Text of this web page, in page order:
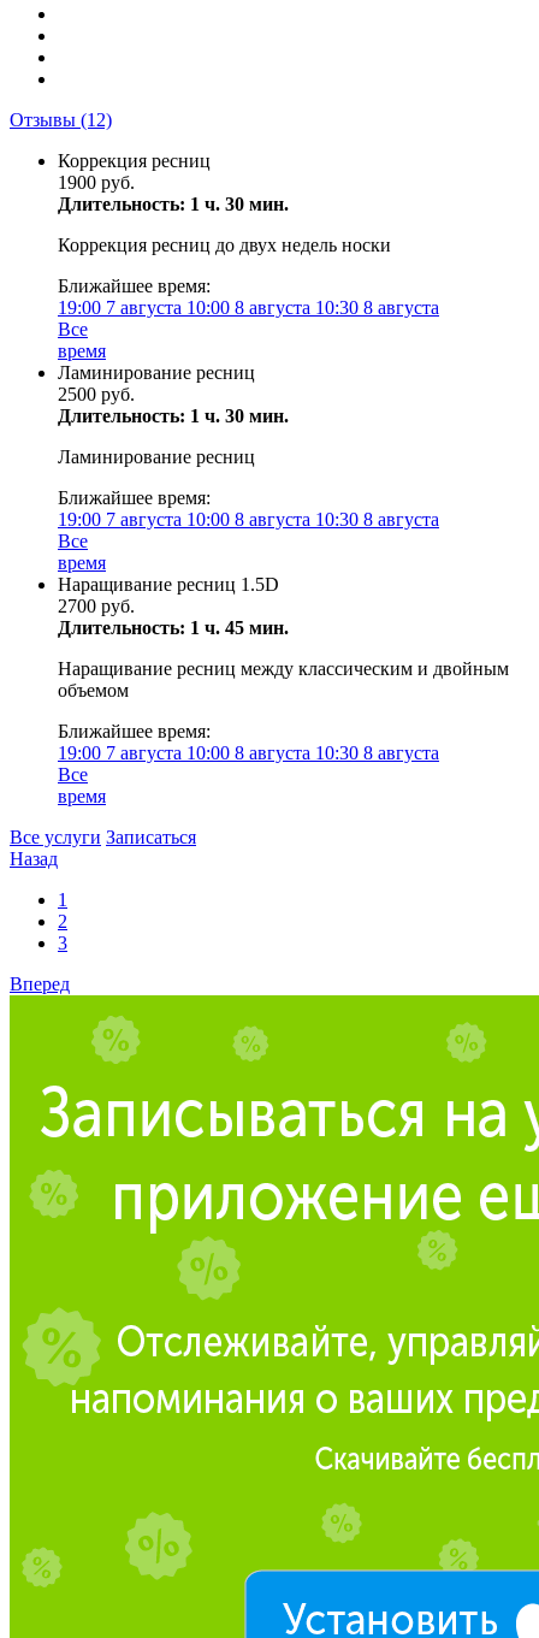
Отзывы (12)
Коррекция ресниц
1900 руб.
Длительность: 1 ч. 30 мин.
Коррекция ресниц до двух недель носки
Ближайшее время:
19:00 7 августа 10:00 8 августа 10:30 8 августа
Все
время
Ламинирование ресниц
2500 руб.
Длительность: 1 ч. 30 мин.
Ламинирование ресниц
Ближайшее время:
19:00 7 августа 10:00 8 августа 10:30 8 августа
Все
время
Наращивание ресниц 1.5D
2700 руб.
Длительность: 1 ч. 45 мин.
Наращивание ресниц между классическим и двойным
объемом
Ближайшее время:
19:00 7 августа 10:00 8 августа 10:30 8 августа
Все
время
Все услуги Записаться
Назад
1
2
3
Вперед